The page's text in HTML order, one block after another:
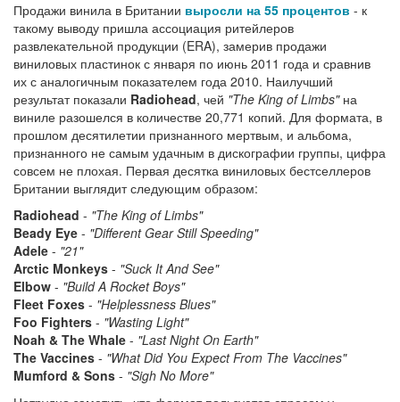
Продажи винила в Британии выросли на 55 процентов - к
такому выводу пришла ассоциация ритейлеров
развлекательной продукции (ERA), замерив продажи
виниловых пластинок с января по июнь 2011 года и сравнив
их с аналогичным показателем года 2010. Наилучший
результат показали Radiohead, чей "The King of Limbs"на
виниле разошелся в количестве 20,771 копий. Для формата, в
прошлом десятилетии признанного мертвым, и альбома,
признанного не самым удачным в дискографии группы, цифра
совсем не плохая. Первая десятка виниловых бестселлеров
Британии выглядит следующим образом:
Radiohead - "The King of Limbs"
Beady Eye - "Different Gear Still Speeding"
Adele - "21"
Arctic Monkeys - "Suck It And See"
Elbow - "Build A Rocket Boys"
Fleet Foxes - "Helplessness Blues"
Foo Fighters - "Wasting Light"
Noah & The Whale - "Last Night On Earth"
The Vaccines - "What Did You Expect From The Vaccines"
Mumford & Sons - "Sigh No More"